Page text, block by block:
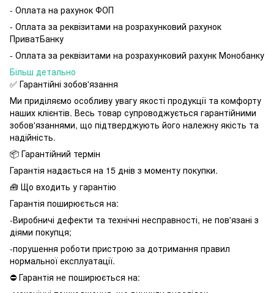
- Оплата на рахунок ФОП
- Оплата за реквізитами на розрахунковий рахунок
ПриватБанку
- Оплата за реквізитами на розрахунковий рахунк Монобанку
Більш детально
✅ Гарантійні зобов'язання
Ми приділяємо особливу увагу якості продукції та комфорту
наших клієнтів. Весь товар супроводжується гарантійними
зобов'язаннями, що підтверджують його належну якість та
надійність.
📦 Гарантійний термін
Гарантія надається на 15 днів з моменту покупки.
🧰 Що входить у гарантію
Гарантія поширюється на:
-Виробничі дефекти та технічні несправності, не пов'язані з
діями покупця;
-порушення роботи пристрою за дотримання правил
нормальної експлуатації.
⛔️ Гарантія не поширюється на: